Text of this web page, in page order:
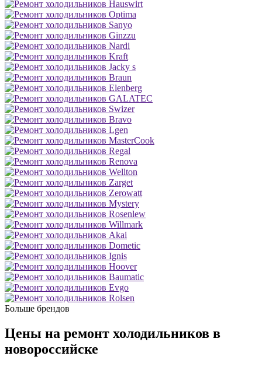
Больше брендов
Цены на ремонт холодильников в
новороссийске